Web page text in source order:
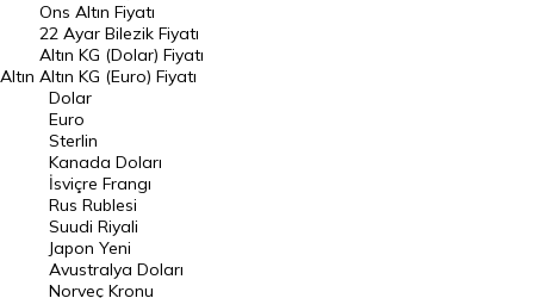
Döviz Kuru
Dolar Kuru
Euro Kuru
Pound Kuru
Frank Kuru
Riyal Kuru
Avustralya Doları
Danimarka Kronu Kuru
Altın
Ons Altın Fiyatı
22 Ayar Bilezik Fiyatı
Altın KG (Dolar) Fiyatı
Altın KG (Euro) Fiyatı
Dolar
Euro
Sterlin
Kanada Doları
İsviçre Frangı
Rus Rublesi
Suudi Riyali
Japon Yeni
Avustralya Doları
Norveç Kronu